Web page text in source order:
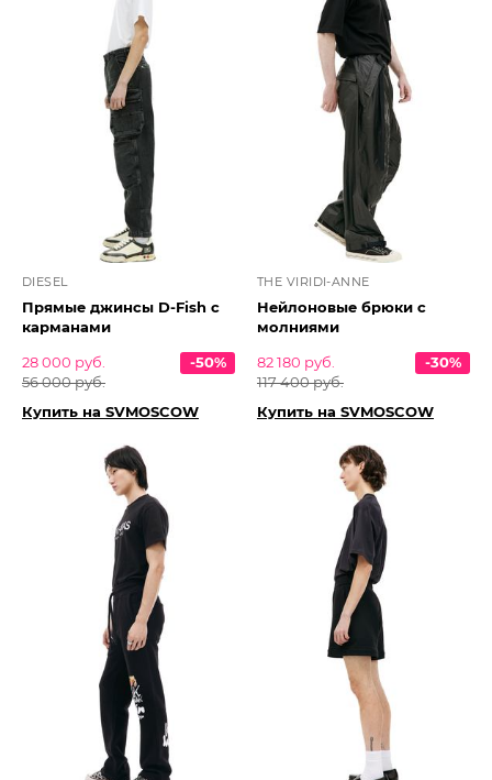
DIESEL
Прямые джинсы D-Fish с
карманами
28 000 руб.
56 000 руб.
-50%
Купить на SVMOSCOW
THE VIRIDI-ANNE
Нейлоновые брюки с
молниями
82 180 руб.
117 400 руб.
-30%
Купить на SVMOSCOW